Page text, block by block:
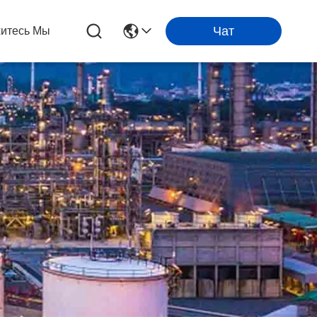
Мы Чат